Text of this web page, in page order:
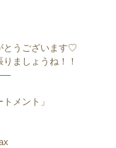
とうございます♡
ましょうね！！
メント」